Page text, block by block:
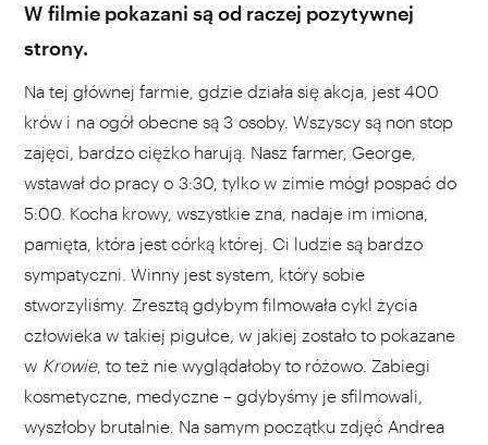
W filmie pokazani są od raczej pozytywnej
strony.
Na tej głównej farmie, gdzie działa się akcja, jest 400
krów i na ogół obecne są 3 osoby. Wszyscy są non stop
zajęci, bardzo ciężko harują. Nasz farmer, George,
wstawał do pracy o 3:30, tylko w zimie mógł pospać do
5:00. Kocha krowy, wszystkie zna, nadaje im imiona,
pamięta, która jest córką której. Ci ludzie są bardzo
sympatyczni. Winny jest system, który sobie
stworzyliśmy. Zresztą gdybym filmowała cykl życia
człowieka w takiej pigułce, w jakiej zostało to pokazane
w Krowie, to też nie wyglądałoby to różowo. Zabiegi
kosmetyczne, medyczne – gdybyśmy je sfilmowali,
wyszłoby brutalnie. Na samym początku zdjęć Andrea